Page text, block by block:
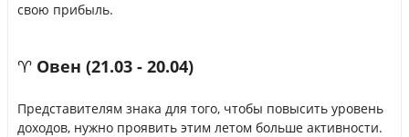
свою прибыль.
♈ Овен (21.03 - 20.04)
Представителям знака для того, чтобы повысить уровень
доходов, нужно проявить этим летом больше активности.